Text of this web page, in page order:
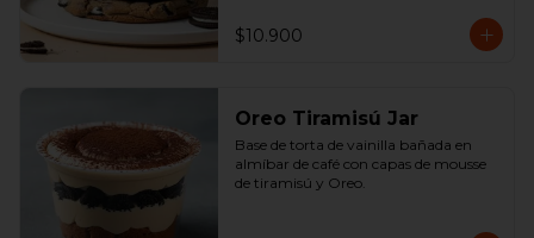
$10.900
Oreo Tiramisú Jar
Base de torta de vainilla bañada en
almíbar de café con capas de mousse
de tiramisú y Oreo.